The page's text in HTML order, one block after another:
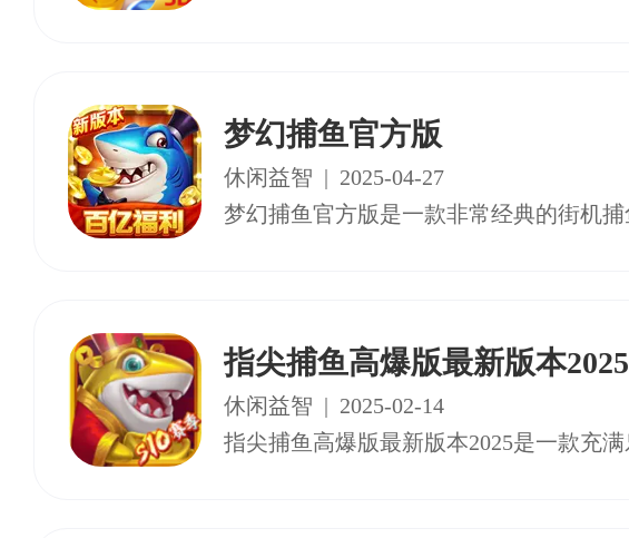
梦幻捕鱼官方版
休闲益智 | 2025-04-27
指尖捕鱼高爆版最新版本2025
休闲益智 | 2025-02-14